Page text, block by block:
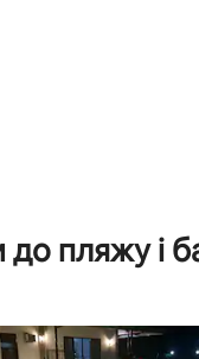
пляжу і